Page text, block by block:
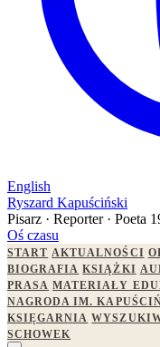
English
Ryszard Kapuściński
Pisarz · Reporter · Poeta
Oś czasu
START AKTUALNOŚCI
BIOGRAFIA KSIĄŻKI
PRASA MATERIAŁY
NAGRODA IM.
KSIĘGARNIA
SCHOWEK